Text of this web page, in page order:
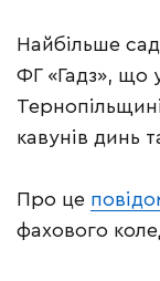
Найбільше
ФГ «Гадз», що
кавунів динь
Про це
фахового